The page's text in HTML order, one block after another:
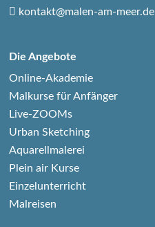
kontakt@malen-am-meer.de
Die Angebote
Online-Akademie
Malkurse für Anfänger
Live-ZOOMs
Urban Sketching
Aquarellmalerei
Plein air Kurse
Einzelunterricht
Malreisen